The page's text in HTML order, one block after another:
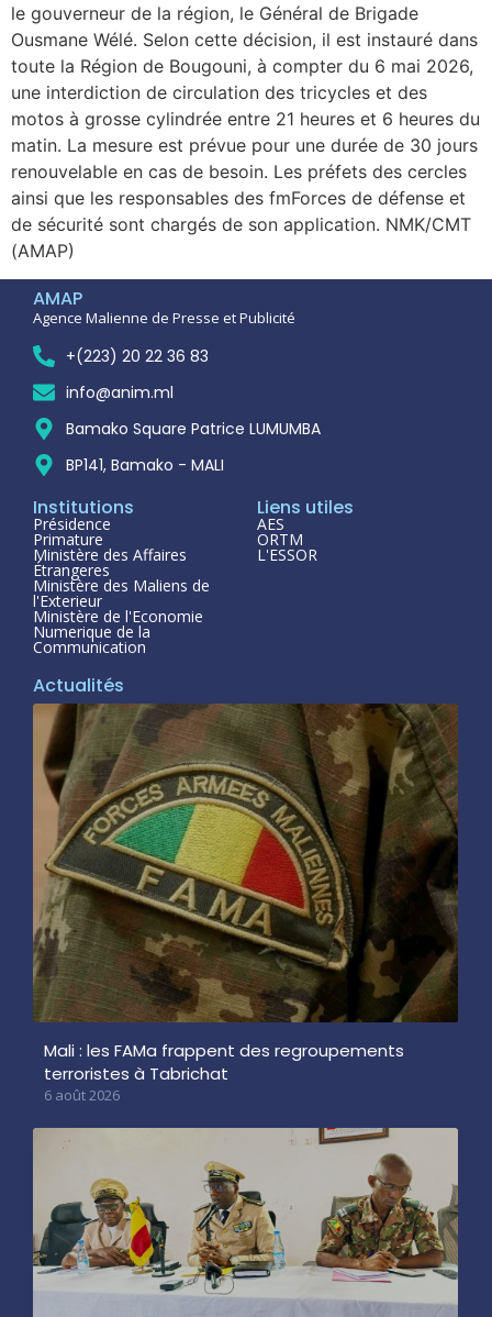
le gouverneur de la région, le Général de Brigade
Ousmane Wélé. Selon cette décision, il est instauré dans
toute la Région de Bougouni, à compter du 6 mai 2026,
une interdiction de circulation des tricycles et des
motos à grosse cylindrée entre 21 heures et 6 heures du
matin. La mesure est prévue pour une durée de 30 jours
renouvelable en cas de besoin. Les préfets des cercles
ainsi que les responsables des fmForces de défense et
de sécurité sont chargés de son application. NMK/CMT
(AMAP)
AMAP
Agence Malienne de Presse et Publicité
+(223) 20 22 36 83
info@anim.ml
Bamako Square Patrice LUMUMBA
BP141, Bamako - MALI
Institutions
Présidence
Primature
Ministère des Affaires
Étrangeres
Ministère des Maliens de
l'Exterieur
Ministère de l'Economie
Numerique de la
Communication
Liens utiles
AES
ORTM
L'ESSOR
Actualités
Mali : les FAMa frappent des regroupements
terroristes à Tabrichat
6 août 2026